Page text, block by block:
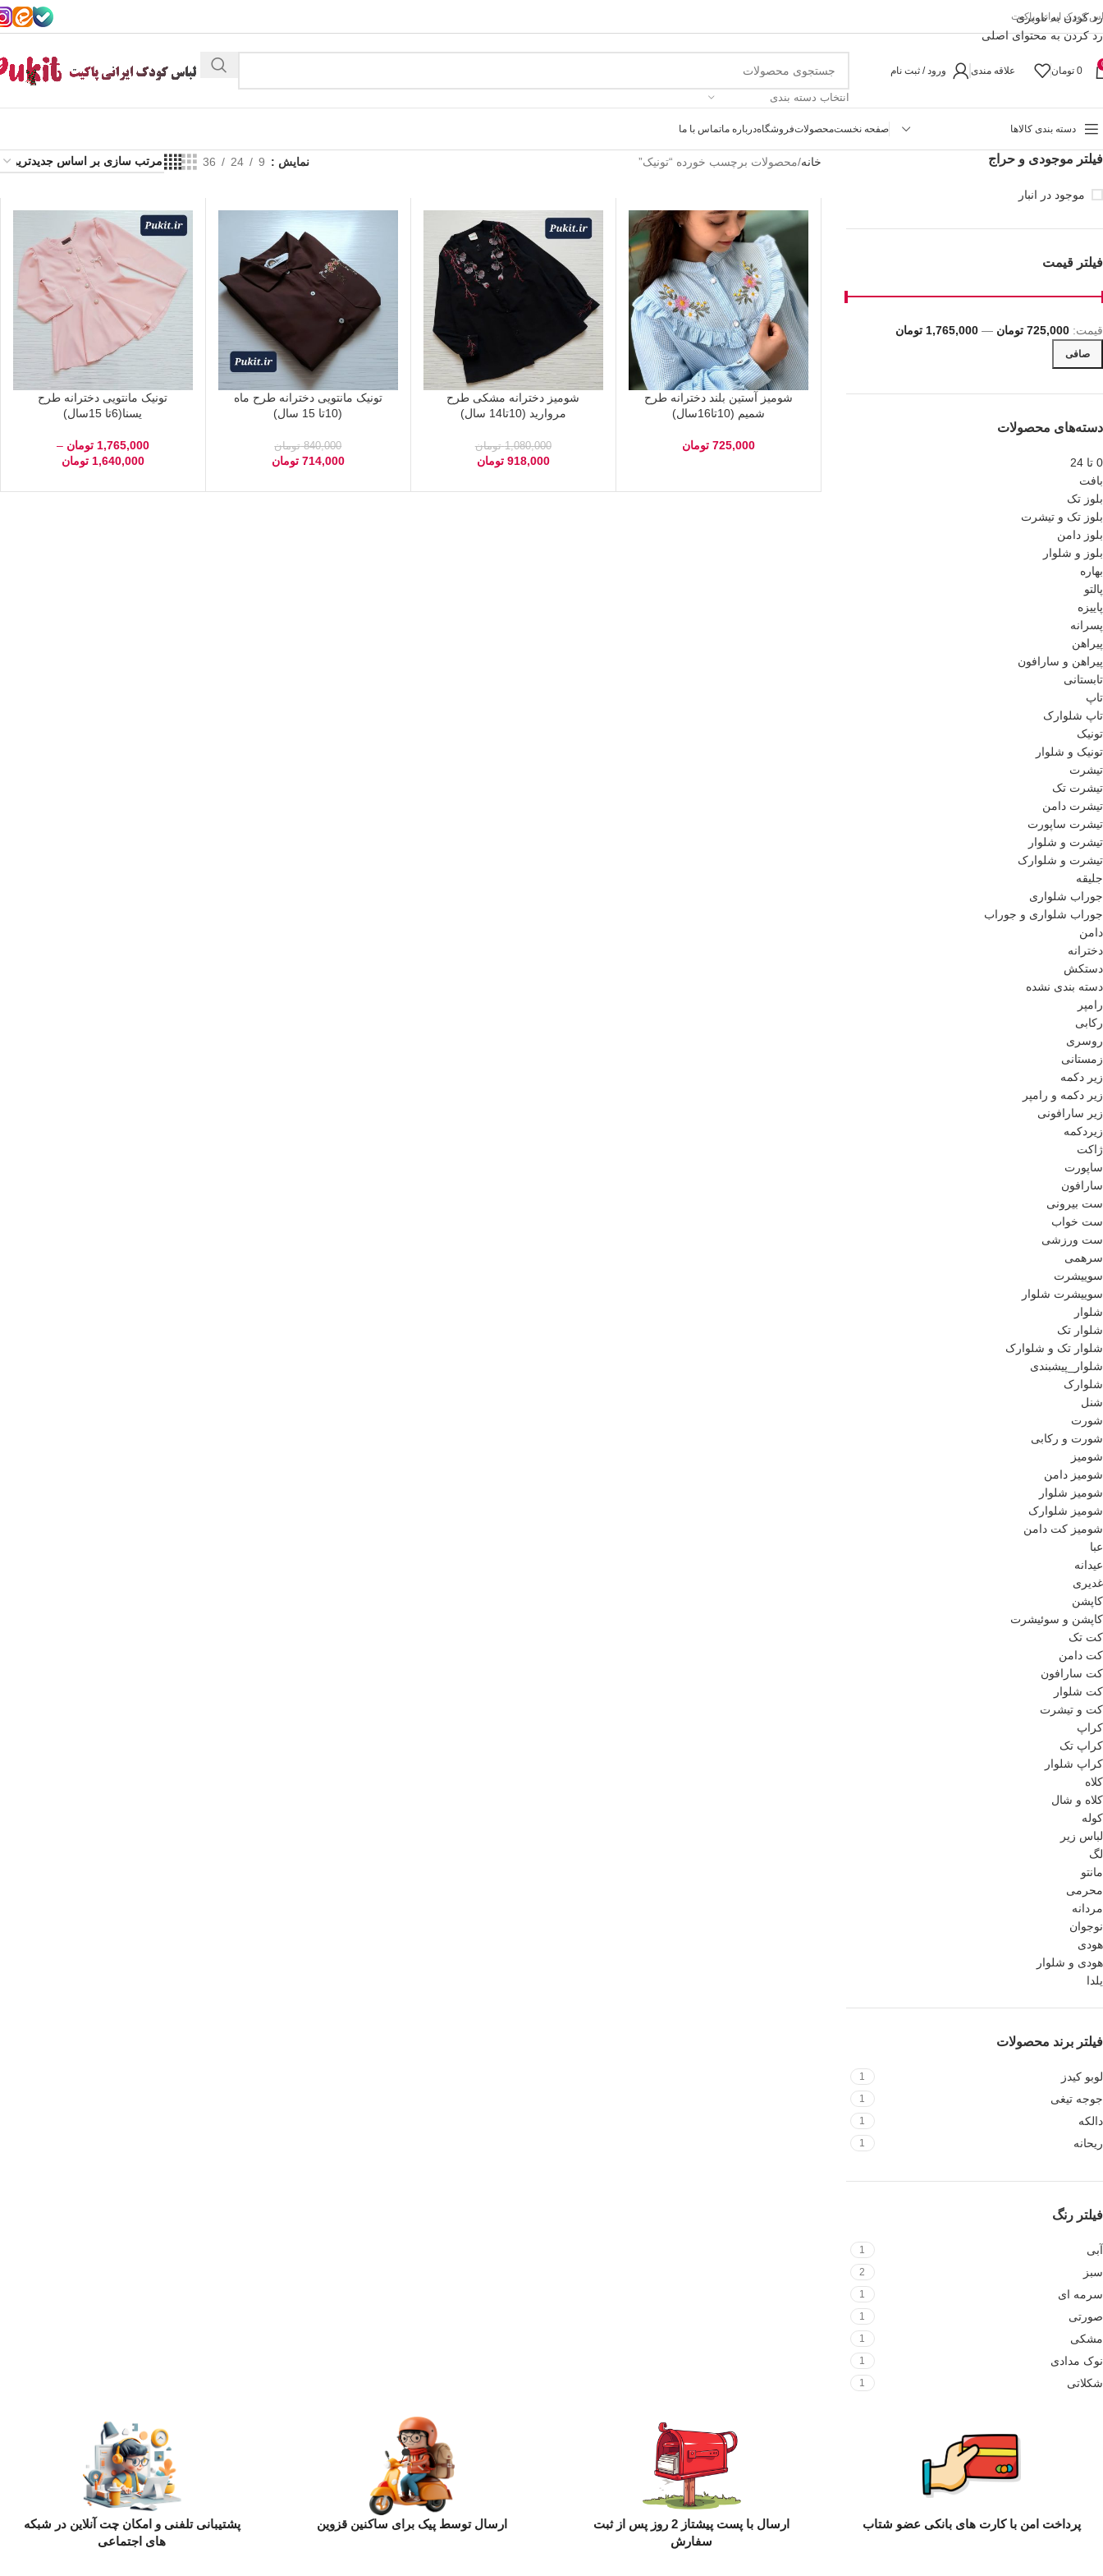
رد کردن به ناوبری
رد کردن به محتوای اصلی
کودک ایرانی پاکیت
0 تومان علاقه مندی ورود / ثبت نام
انتخاب دسته بندی
دسته بندی کالاها صفحه نخستمحصولاتفروشگاهدرباره ماتماس با ما
فیلتر موجودی و حراج
موجود در انبار
فیلتر قیمت
صافی
قيمت: 725,000 تومان — 1,765,000 تومان
دسته‌های محصولات
0 تا 24
بافت
بلوز تک
بلوز تک و تیشرت
بلوز دامن
بلوز و شلوار
بهاره
پالتو
پاییزه
پسرانه
پیراهن
پیراهن و سارافون
تابستانی
تاپ
تاپ شلوارک
تونیک
تونیک و شلوار
تیشرت
تیشرت تک
تیشرت دامن
تیشرت ساپورت
تیشرت و شلوار
تیشرت و شلوارک
جلیقه
جوراب شلواری
جوراب شلواری و جوراب
دامن
دخترانه
دستکش
دسته بندی نشده
رامپر
رکابی
روسری
زمستانی
زیر دکمه
زیر دکمه و رامپر
زیر سارافونی
زیردکمه
ژاکت
ساپورت
سارافون
ست بیرونی
ست خواب
ست ورزشی
سرهمی
سوییشرت
سوییشرت شلوار
شلوار
شلوار تک
شلوار تک و شلوارک
شلوار_پیشبندی
شلوارک
شنل
شورت
شورت و رکابی
شومیز
شومیز دامن
شومیز شلوار
شومیز شلوارک
شومیز کت دامن
عبا
عیدانه
غدیری
کاپشن
کاپشن و سوئیشرت
کت تک
کت دامن
کت سارافون
کت شلوار
کت و تیشرت
کراپ
کراپ تک
کراپ شلوار
کلاه
کلاه و شال
کوله
لباس زیر
لگ
مانتو
محرمی
مردانه
نوجوان
هودی
هودی و شلوار
یلدا
فیلتر برند محصولات
لوبو کیدز 1
جوجه تیغی 1
دالکه 1
ریحانه 1
فیلتر رنگ
آبی 1
سبز 2
سرمه ای 1
صورتی 1
مشکی 1
نوک مدادی 1
شکلاتی 1
خانه محصولات برچسب خورده “تونیک” نمایش 9
24
36
شومیز آستین بلند دخترانه طرح
شمیم (10تا16سال)
725,000 تومان
شومیز دخترانه مشکی طرح
مروارید (10تا14 سال)
1,080,000 تومان
918,000 تومان
تونیک مانتویی دخترانه طرح ماه
(10تا 15 سال)
840,000 تومان
714,000 تومان
تونیک مانتویی دخترانه طرح
یسنا(6تا 15سال)
1,765,000 تومان –
1,640,000 تومان
پرداخت امن با کارت های بانکی عضو شتاب
ارسال با پست پیشتاز 2 روز پس از ثبت
سفارش
ارسال توسط پیک برای ساکنین قزوین
پشتیبانی تلفنی و امکان چت آنلاین در شبکه
های اجتماعی